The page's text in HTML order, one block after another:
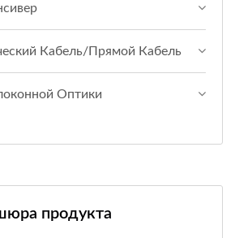
Кабель/прямой Кабель
Оптики
продукта